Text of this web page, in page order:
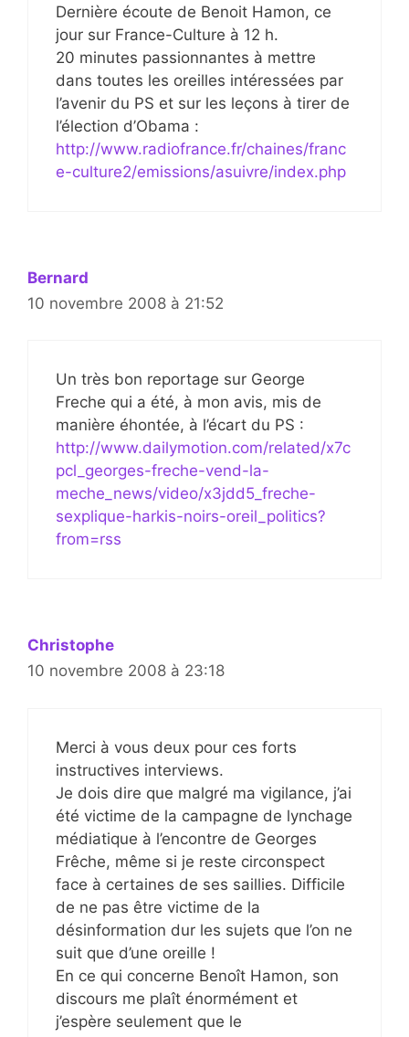
Dernière écoute de Benoit Hamon, ce
jour sur France-Culture à 12 h.
20 minutes passionnantes à mettre
dans toutes les oreilles intéressées par
l’avenir du PS et sur les leçons à tirer de
l’élection d’Obama :
http://www.radiofrance.fr/chaines/franc
e-culture2/emissions/asuivre/index.php
Bernard
10 novembre 2008 à 21:52
Un très bon reportage sur George
Freche qui a été, à mon avis, mis de
manière éhontée, à l’écart du PS :
http://www.dailymotion.com/related/x7c
pcl_georges-freche-vend-la-
meche_news/video/x3jdd5_freche-
sexplique-harkis-noirs-oreil_politics?
from=rss
Christophe
10 novembre 2008 à 23:18
Merci à vous deux pour ces forts
instructives interviews.
Je dois dire que malgré ma vigilance, j’ai
été victime de la campagne de lynchage
médiatique à l’encontre de Georges
Frêche, même si je reste circonspect
face à certaines de ses saillies. Difficile
de ne pas être victime de la
désinformation dur les sujets que l’on ne
suit que d’une oreille !
En ce qui concerne Benoît Hamon, son
discours me plaît énormément et
j’espère seulement que le